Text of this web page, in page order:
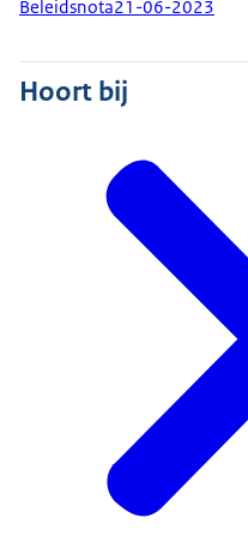
Beleidsnota21-06-2023
Hoort bij